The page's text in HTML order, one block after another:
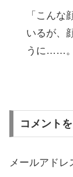
「こん
いるが、
うに……。
コメント
メールアドレ